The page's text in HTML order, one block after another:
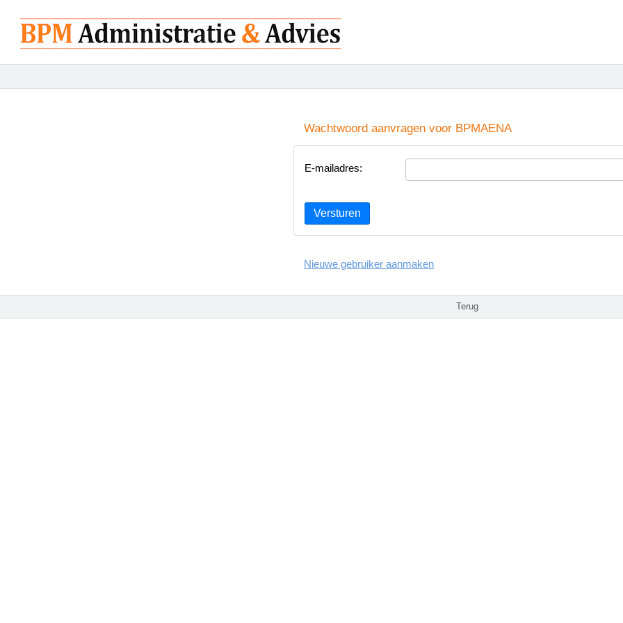
Wachtwoord aanvragen voor BPMAENA
E-mailadres:
Versturen
Nieuwe gebruiker aanmaken
Terug